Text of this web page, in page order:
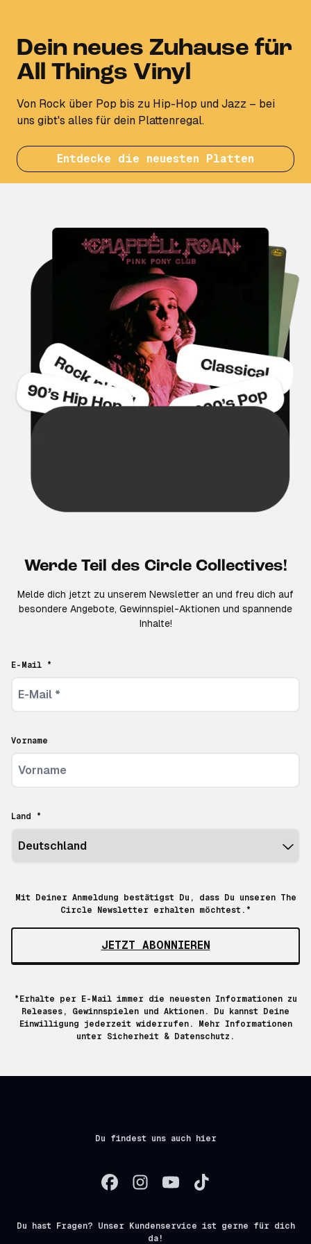
Dein neues Zuhause für
All Things Vinyl
Von Rock über Pop bis zu Hip-Hop und Jazz – bei
uns gibt's alles für dein Plattenregal.
Entdecke die neuesten Platten
Werde Teil des Circle Collectives!
Melde dich jetzt zu unserem Newsletter an und freu dich auf
besondere Angebote, Gewinnspiel-Aktionen und spannende
Inhalte!
E-Mail *
Vorname
Land *
Mit Deiner Anmeldung bestätigst Du, dass Du unseren The
Circle Newsletter erhalten möchtest.*
JETZT ABONNIEREN
*Erhalte per E-Mail immer die neuesten Informationen zu
Releases, Gewinnspielen und Aktionen. Du kannst Deine
Einwilligung jederzeit widerrufen. Mehr Informationen
unter Sicherheit & Datenschutz.
Du findest uns auch hier
Du hast Fragen? Unser Kundenservice ist gerne für dich
da!